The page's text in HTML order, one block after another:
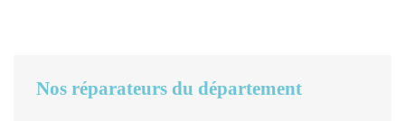
Nos réparateurs du département